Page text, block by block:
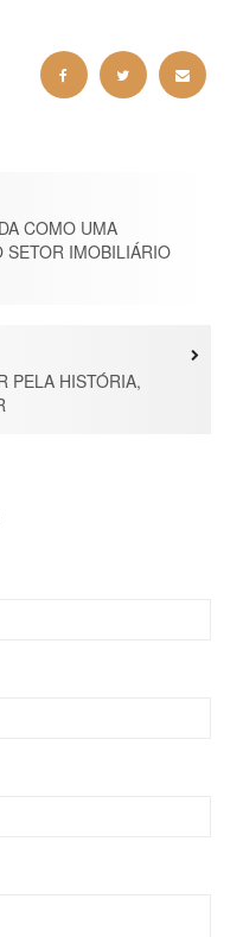
COMO UMA
SETOR IMOBILIÁRIO
PELA HISTÓRIA,